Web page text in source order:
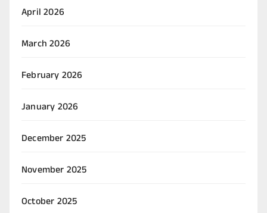
April 2026
March 2026
February 2026
January 2026
December 2025
November 2025
October 2025